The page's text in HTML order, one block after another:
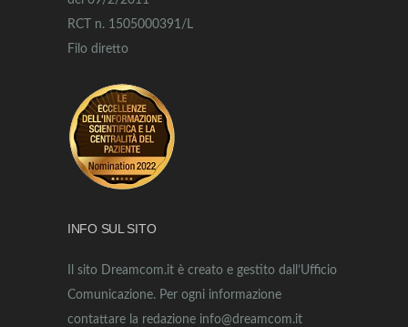
RCT n. 1505000391/L
Filo diretto
INFO SUL SITO
Il sito Dreamcom.it è creato e gestito dall’Ufficio
Comunicazione. Per ogni informazione
contattare la redazione info@dreamcom.it